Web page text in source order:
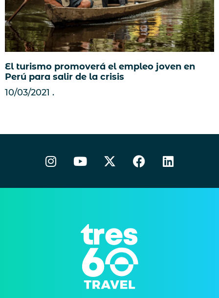
El turismo promoverá el empleo joven en
Perú para salir de la crisis
10/03/2021